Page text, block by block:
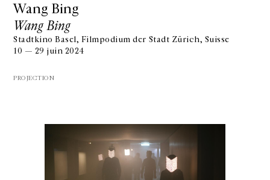
Wang Bing
Wang Bing
Stadtkino Basel, Filmpodium der Stadt Zürich, Suisse
10 — 29 juin 2024
PROJECTION